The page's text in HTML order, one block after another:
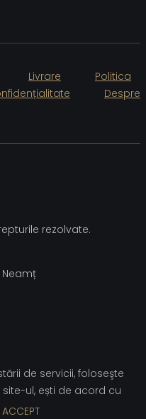
Livrare
Politica
Despre
rezolvate.
Neamț
de servicii, foloseşte
ul, ești de acord cu
ACCEPT